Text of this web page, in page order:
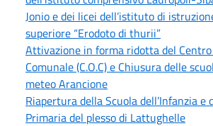
Jonio e dei licei dell’istituto di
superiore “Erodoto di thurii”
Attivazione in forma ridotta del
Comunale (C.O.C) e Chiusura delle
meteo Arancione
Riapertura della Scuola dell’Infanzia e
Primaria del plesso di Lattughelle